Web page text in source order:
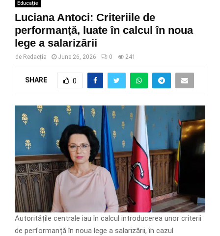
Educație
Luciana Antoci: Criteriile de
performanță, luate în calcul în noua
lege a salarizării
de Redacția June 26, 2026 0 241
SHARE 0
Autoritățile centrale iau în calcul introducerea unor criterii
de performanță în noua lege a salarizării, în cazul